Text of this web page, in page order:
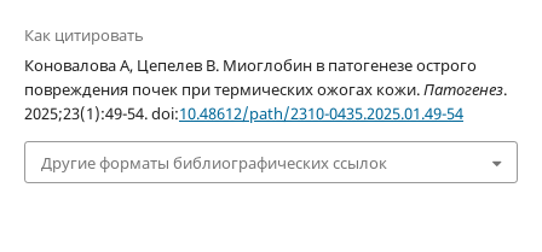
Как цитировать
Коновалова А, Цепелев В. Миоглобин в патогенезе острого
повреждения почек при термических ожогах кожи.Патогенез.
2025;23(1):49-54. doi:10.48612/path/2310-0435.2025.01.49-54
Другие форматы библиографических ссылок